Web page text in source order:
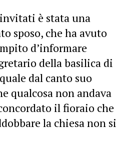
è stata una
sposo, che ha avuto
d’informare
della basilica di
dal canto suo
qualcosa non andava
il fioraio che
la chiesa non si